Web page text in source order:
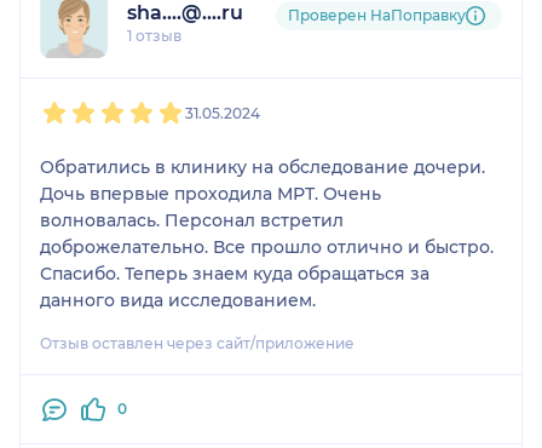
sha....@....ru
1 отзыв
Проверен НаПоправку
31.05.2024
Обратились в клинику на обследование дочери.
Дочь впервые проходила МРТ. Очень
волновалась. Персонал встретил
доброжелательно. Все прошло отлично и быстро.
Спасибо. Теперь знаем куда обращаться за
данного вида исследованием.
Отзыв оставлен через сайт/приложение
0